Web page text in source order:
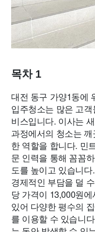
목차 1
대전 동구 가양1동에
입주청소는 많은 고
비스입니다. 이사는
과정에서의 청소는
한 역할을 합니다. 민
문 인력을 통해 꼼꼼
도를 높이고 있습니
경제적인 부담을 덜
당 가격이 13,000원
있어 다양한 평수의
를 이용할 수 있습니